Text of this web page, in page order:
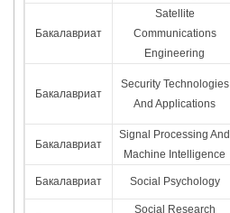
Бакалавриат
Satellite
Communications
Engineering
Бакалавриат
Security Technologies
And Applications
Бакалавриат
Signal Processing And
Machine Intelligence
Бакалавриат Social Psychology
Social Research